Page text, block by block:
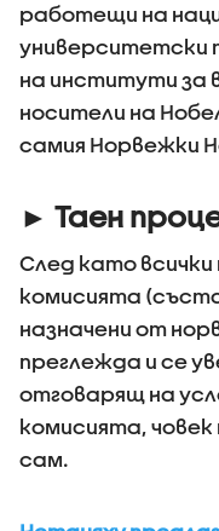
работещи на
университетски
на институти за
носители на
самия Норвежки
► Таен
След като
комисията
назначени от
преглежда и се
отговарящ на
комисията,
сам.